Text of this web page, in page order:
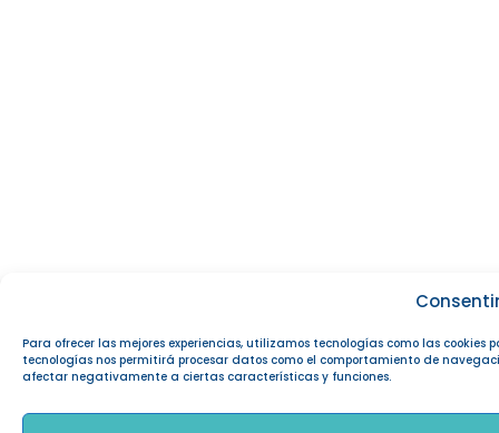
Para ofrecer las mejores experiencias, utilizamos tecnologías como las
tecnologías nos permitirá procesar datos como el comportamiento de
afectar negativamente a ciertas características y funciones.